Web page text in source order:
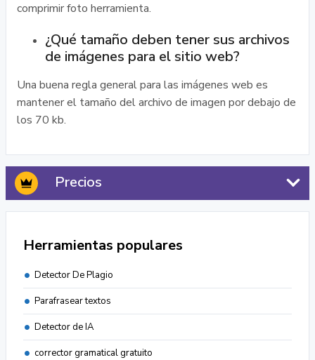
comprimir foto herramienta.
¿Qué tamaño deben tener sus archivos
de imágenes para el sitio web?
Una buena regla general para las imágenes web es
mantener el tamaño del archivo de imagen por debajo de
los 70 kb.
Precios
Herramientas populares
Detector De Plagio
Parafrasear textos
Detector de IA
corrector gramatical gratuito